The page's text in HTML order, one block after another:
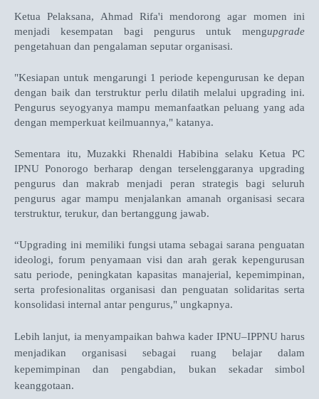
Ketua Pelaksana, Ahmad Rifa'i mendorong agar momen ini
menjadi kesempatan bagi pengurus untuk mengupgrade
pengetahuan dan pengalaman seputar organisasi.
"Kesiapan untuk mengarungi 1 periode kepengurusan ke depan
dengan baik dan terstruktur perlu dilatih melalui upgrading ini.
Pengurus seyogyanya mampu memanfaatkan peluang yang ada
dengan memperkuat keilmuannya," katanya.
Sementara itu, Muzakki Rhenaldi Habibina selaku Ketua PC
IPNU Ponorogo berharap dengan terselenggaranya upgrading
pengurus dan makrab menjadi peran strategis bagi seluruh
pengurus agar mampu menjalankan amanah organisasi secara
terstruktur, terukur, dan bertanggung jawab.
“Upgrading ini memiliki fungsi utama sebagai sarana penguatan
ideologi, forum penyamaan visi dan arah gerak kepengurusan
satu periode, peningkatan kapasitas manajerial, kepemimpinan,
serta profesionalitas organisasi dan penguatan solidaritas serta
konsolidasi internal antar pengurus," ungkapnya.
Lebih lanjut, ia menyampaikan bahwa kader IPNU–IPPNU harus
menjadikan organisasi sebagai ruang belajar dalam
kepemimpinan dan pengabdian, bukan sekadar simbol
keanggotaan.